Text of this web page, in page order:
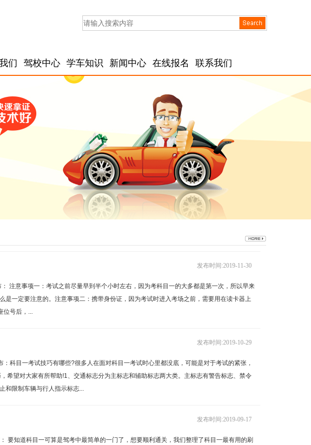
们 驾校中心 学车知识 新闻中心 在线报名 联系我们
发布时间:2019-11-30
注意事项一：考试之前尽量早到半个小时左右，因为考科目一的大多都是第一次，所以早来
一定要注意的。注意事项二：携带身份证，因为考试时进入考场之前，需要用在读卡器上
位号后，...
发布时间:2019-10-29
科目一考试技巧有哪些?很多人在面对科目一考试时心里都没底，可能是对于考试的紧张，
希望对大家有所帮助!1、交通标志分为主标志和辅助标志两大类。主标志有警告标志、禁令
和限制车辆与行人指示标志...
发布时间:2019-09-17
要知道科目一可算是驾考中最简单的一门了，想要顺利通关，我们整理了科目一最有用的刷